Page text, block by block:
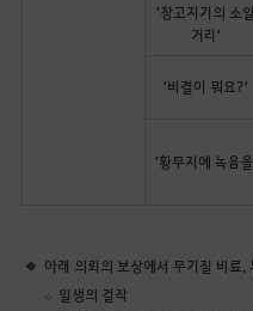
'창고지기의 소일
거리'
'비결이 뭐요?'
'황무지에 녹음
아래 의뢰의 보상에서 무기질 비료,
일생의 걸작